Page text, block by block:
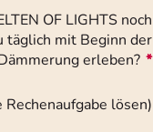
OF LIGHTS noch
täglich mit Beginn der
erleben? *
lösen)